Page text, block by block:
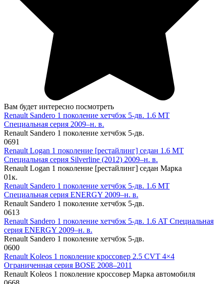
Вам будет интересно посмотреть
Renault Sandero 1 поколение хетчбэк 5-дв. 1.6 MT
Специальная серия 2009–н. в.
Renault Sandero 1 поколение хетчбэк 5-дв.
0691
Renault Logan 1 поколение [рестайлинг] седан 1.6 MT
Специальная серия Silverline (2012) 2009–н. в.
Renault Logan 1 поколение [рестайлинг] седан Марка
01к.
Renault Sandero 1 поколение хетчбэк 5-дв. 1.6 MT
Специальная серия ENERGY 2009–н. в.
Renault Sandero 1 поколение хетчбэк 5-дв.
0613
Renault Sandero 1 поколение хетчбэк 5-дв. 1.6 AT Специальная
серия ENERGY 2009–н. в.
Renault Sandero 1 поколение хетчбэк 5-дв.
0600
Renault Koleos 1 поколение кроссовер 2.5 CVT 4×4
Ограниченная серия BOSE 2008–2011
Renault Koleos 1 поколение кроссовер Марка автомобиля